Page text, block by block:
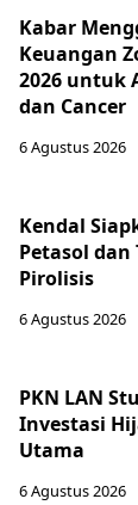
Kabar
Keuangan
2026 untuk
dan Cancer
6 Agustus 2026
Kendal
Petasol dan
Pirolisis
6 Agustus 2026
PKN LAN
Investasi
Utama
6 Agustus 2026